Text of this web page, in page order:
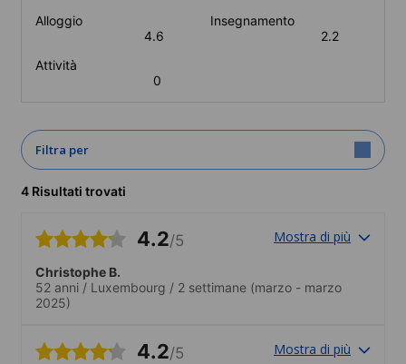
Alloggio
4.6
Insegnamento
2.2
Attività
0
Filtra per
4 Risultati trovati
4.2/5 Mostra di più
Christophe B.
52 anni / Luxembourg / 2 settimane (marzo - marzo
2025)
4.2/5 Mostra di più